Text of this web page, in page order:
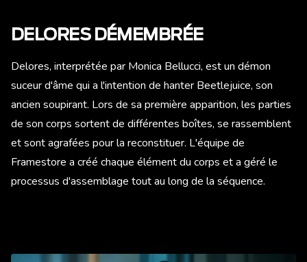
DELORES DÉMEMBRÉE
Delores, interprétée par Monica Bellucci, est un démon
suceur d'âme qui a l'intention de hanter Beetlejuice, son
ancien soupirant. Lors de sa première apparition, les parties
de son corps sortent de différentes boîtes, se rassemblent
et sont agrafées pour la reconstituer. L'équipe de
Framestore a créé chaque élément du corps et a géré le
processus d'assemblage tout au long de la séquence.